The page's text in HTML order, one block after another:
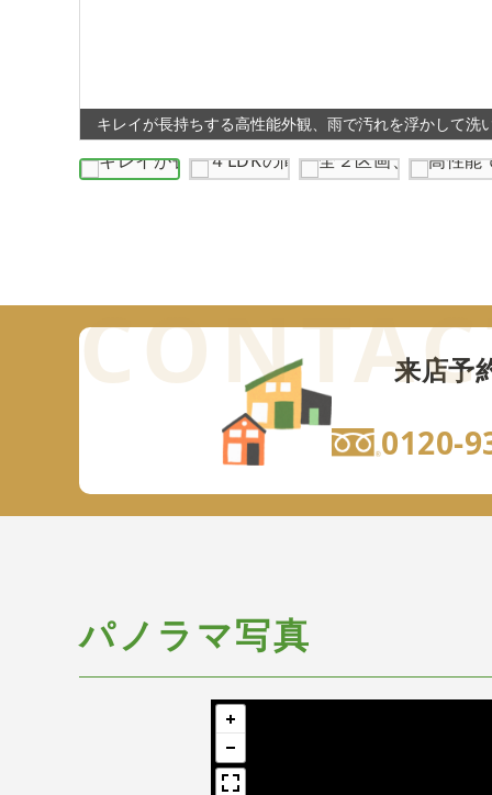
キレイが長持ちする高性能外観、雨で汚れを浮かして洗
来店予
0120-
パノラマ写真